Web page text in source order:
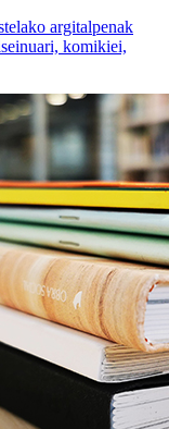
argitalpenak
komikiei,